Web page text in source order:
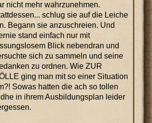
nicht mehr wahrzunehmen.
schlug sie auf die Leiche
Begann sie anzuschreien. Und
stand einfach nur mit
Blick nebendran und
sich zu sammeln und seine
zu ordnen. Wie ZUR
ging man mit so einer Situation
Sowas hatten die ach so tollen
in ihrem Ausbildungsplan leider